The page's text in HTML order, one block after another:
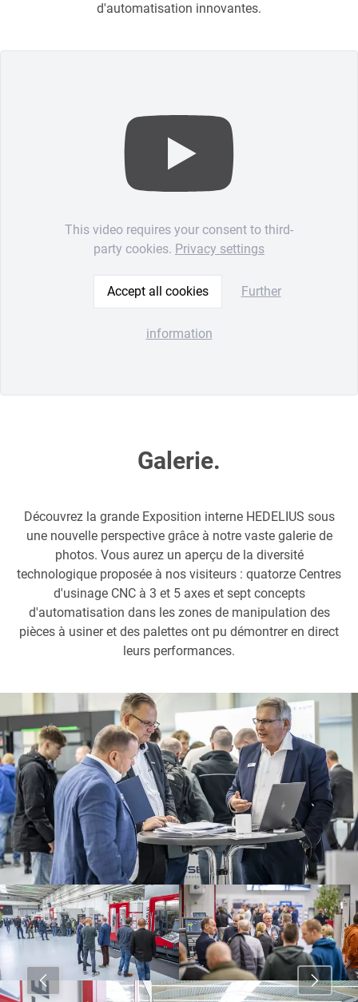
d'automatisation innovantes.
This video requires your consent to third-
party cookies. Privacy settings
Accept all cookies Further
information
Galerie.
Découvrez la grande Exposition interne HEDELIUS sous
une nouvelle perspective grâce à notre vaste galerie de
photos. Vous aurez un aperçu de la diversité
technologique proposée à nos visiteurs : quatorze Centres
d'usinage CNC à 3 et 5 axes et sept concepts
d'automatisation dans les zones de manipulation des
pièces à usiner et des palettes ont pu démontrer en direct
leurs performances.